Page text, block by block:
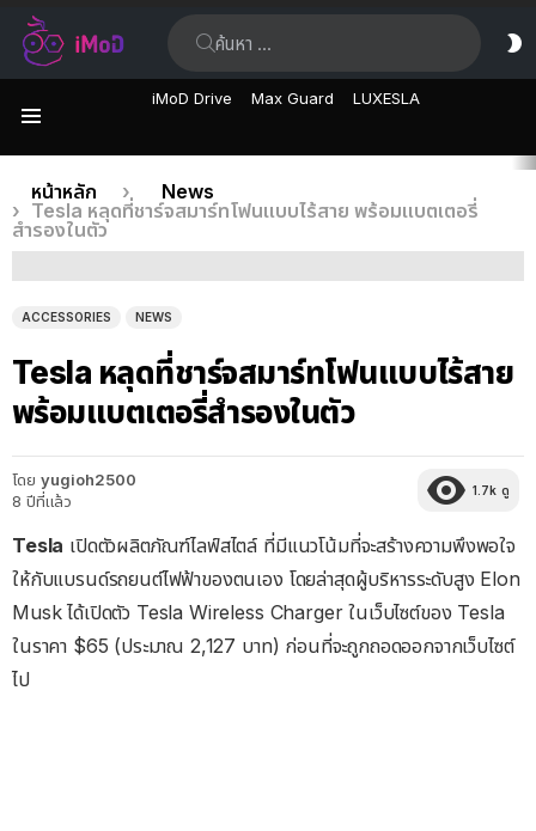
iMoD Drive Max Guard LUXESLA
เรื่อง
ล่าสุด
คุณอยู่ที่นี่:
หน้าหลัก
News
Tesla หลุดที่ชาร์จสมาร์ทโฟนแบบไร้สาย พร้อมแบตเตอรี่
สำรองในตัว
ACCESSORIES NEWS
Tesla หลุดที่ชาร์จสมาร์ทโฟนแบบไร้สาย
พร้อมแบตเตอรี่สำรองในตัว
โดย yugioh2500
8 ปีที่แล้ว
1.7k ดู
Tesla เปิดตัวผลิตภัณฑ์ไลฟ์สไตล์ ที่มีแนวโน้มที่จะสร้างความพึงพอใจ
ให้กับแบรนด์รถยนต์ไฟฟ้าของตนเอง โดยล่าสุดผู้บริหารระดับสูง Elon
Musk ได้เปิดตัว Tesla Wireless Charger ในเว็บไซต์ของ Tesla
ในราคา $65 (ประมาณ 2,127 บาท) ก่อนที่จะถูกถอดออกจากเว็บไซต์
ไป